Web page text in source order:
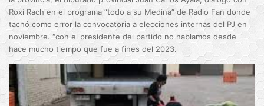
Roxi Rach en el programa “todo a su Medina” de Radio Fan donde
tachó como error la convocatoria a elecciones internas del PJ en
noviembre. “con el presidente del partido no hablamos desde
hace mucho tiempo que fue a fines del 2023.